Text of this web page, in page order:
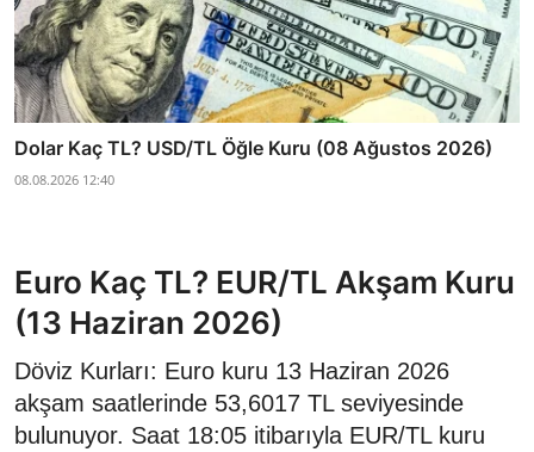
Dolar Kaç TL? USD/TL Öğle Kuru (08 Ağustos 2026)
08.08.2026 12:40
Euro Kaç TL? EUR/TL Akşam Kuru
(13 Haziran 2026)
Döviz Kurları: Euro kuru 13 Haziran 2026
akşam saatlerinde 53,6017 TL seviyesinde
bulunuyor. Saat 18:05 itibarıyla EUR/TL kuru